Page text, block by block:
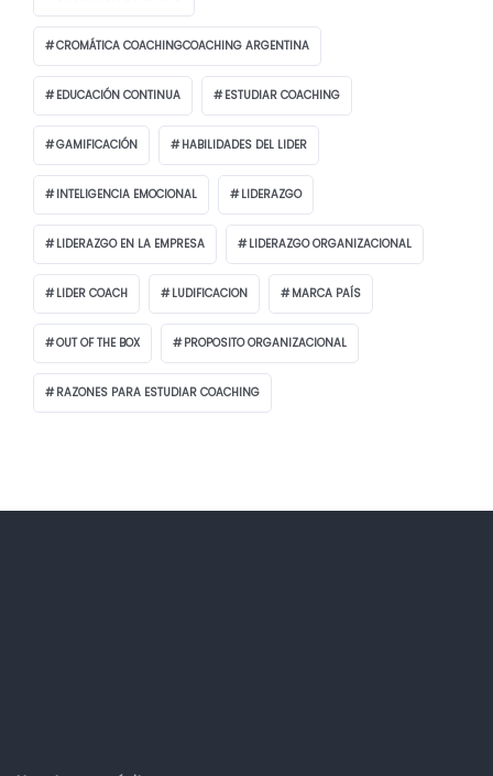
CROMÁTICA COACHINGCOACHING ARGENTINA
EDUCACIÓN CONTINUA ESTUDIAR COACHING
GAMIFICACIÓN HABILIDADES DEL LIDER
INTELIGENCIA EMOCIONAL LIDERAZGO
LIDERAZGO EN LA EMPRESA LIDERAZGO ORGANIZACIONAL
LIDER COACH LUDIFICACION MARCA PAÍS
OUT OF THE BOX PROPOSITO ORGANIZACIONAL
RAZONES PARA ESTUDIAR COACHING